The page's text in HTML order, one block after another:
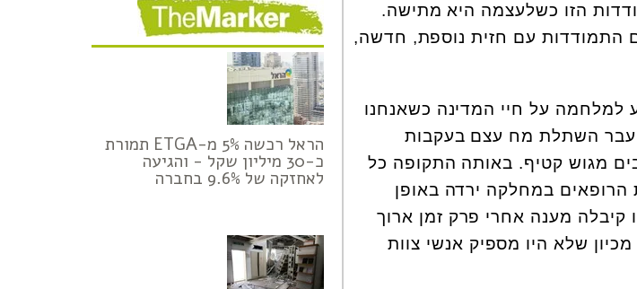
הזו כשלעצמה היא מתישה.
ב 7.10 פתחה להורים התמודדות עם חזית נוספת, חדשה,
למלחמה על חיי המדינה כשאנחנו
עבר השתלת מח עצם בעקבות
פינוי היישובים מגוש קטיף. באותה התקופה כל
הרופאים במחלקה ירדה באופן
קיבלה מענה אחרי פרק זמן ארוך
שלא היו מספיק אנשי צוות
הראל רכשה 5% מ-ETGA תמורת
כ-30 מיליון שקל - והגיעה
לאחזקה של 9.6% בחברה